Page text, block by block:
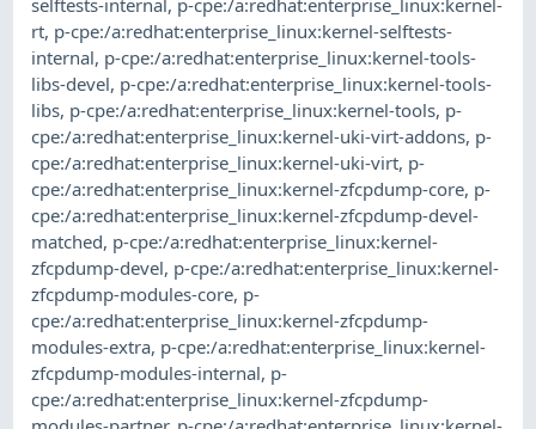
rt, p-cpe:/a:redhat:enterprise_linux:kernel-selftests-
internal, p-cpe:/a:redhat:enterprise_linux:kernel-tools-
libs-devel, p-cpe:/a:redhat:enterprise_linux:kernel-tools-
libs, p-cpe:/a:redhat:enterprise_linux:kernel-tools, p-
cpe:/a:redhat:enterprise_linux:kernel-uki-virt-addons, p-
cpe:/a:redhat:enterprise_linux:kernel-uki-virt, p-
cpe:/a:redhat:enterprise_linux:kernel-zfcpdump-core, p-
cpe:/a:redhat:enterprise_linux:kernel-zfcpdump-devel-
matched, p-cpe:/a:redhat:enterprise_linux:kernel-
zfcpdump-devel, p-cpe:/a:redhat:enterprise_linux:kernel-
zfcpdump-modules-core, p-
cpe:/a:redhat:enterprise_linux:kernel-zfcpdump-
modules-extra, p-cpe:/a:redhat:enterprise_linux:kernel-
zfcpdump-modules-internal, p-
cpe:/a:redhat:enterprise_linux:kernel-zfcpdump-